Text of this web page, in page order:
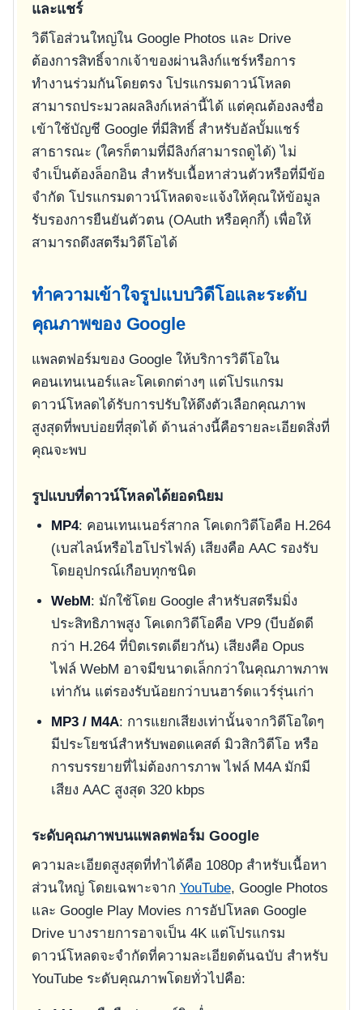
และแชร์
วิดีโอส่วนใหญ่ใน Google Photos และ Drive
ต้องการสิทธิ์จากเจ้าของผ่านลิงก์แชร์หรือการ
ทำงานร่วมกันโดยตรง โปรแกรมดาวน์โหลด
สามารถประมวลผลลิงก์เหล่านี้ได้ แต่คุณต้องลงชื่อ
เข้าใช้บัญชี Google ที่มีสิทธิ์ สำหรับอัลบั้มแชร์
สาธารณะ (ใครก็ตามที่มีลิงก์สามารถดูได้) ไม่
จำเป็นต้องล็อกอิน สำหรับเนื้อหาส่วนตัวหรือที่มีข้อ
จำกัด โปรแกรมดาวน์โหลดจะแจ้งให้คุณให้ข้อมูล
รับรองการยืนยันตัวตน (OAuth หรือคุกกี้) เพื่อให้
สามารถดึงสตรีมวิดีโอได้
ทำความเข้าใจรูปแบบวิดีโอและระดับ
คุณภาพของ Google
แพลตฟอร์มของ Google ให้บริการวิดีโอใน
คอนเทนเนอร์และโคเดกต่างๆ แต่โปรแกรม
ดาวน์โหลดได้รับการปรับให้ดึงตัวเลือกคุณภาพ
สูงสุดที่พบบ่อยที่สุดได้ ด้านล่างนี้คือรายละเอียดสิ่งที่
คุณจะพบ
รูปแบบที่ดาวน์โหลดได้ยอดนิยม
MP4: คอนเทนเนอร์สากล โคเดกวิดีโอคือ H.264
(เบสไลน์หรือไฮโปรไฟล์) เสียงคือ AAC รองรับ
โดยอุปกรณ์เกือบทุกชนิด
WebM : มักใช้โดย Google สำหรับสตรีมมิ่ง
ประสิทธิภาพสูง โคเดกวิดีโอคือ VP9 (บีบอัดดี
กว่า H.264 ที่บิตเรตเดียวกัน) เสียงคือ Opus
ไฟล์ WebM อาจมีขนาดเล็กกว่าในคุณภาพภาพ
เท่ากัน แต่รองรับน้อยกว่าบนฮาร์ดแวร์รุ่นเก่า
MP3 / M4A: การแยกเสียงเท่านั้นจากวิดีโอใดๆ
มีประโยชน์สำหรับพอดแคสต์ มิวสิกวิดีโอ หรือ
การบรรยายที่ไม่ต้องการภาพ ไฟล์ M4A มักมี
เสียง AAC สูงสุด 320 kbps
ระดับคุณภาพบนแพลตฟอร์ม Google
ความละเอียดสูงสุดที่ทำได้คือ 1080p สำหรับเนื้อหา
ส่วนใหญ่ โดยเฉพาะจาก YouTube, Google Photos
และ Google Play Movies การอัปโหลด Google
Drive บางรายการอาจเป็น 4K แต่โปรแกรม
ดาวน์โหลดจะจำกัดที่ความละเอียดต้นฉบับ สำหรับ
YouTube ระดับคุณภาพโดยทั่วไปคือ: